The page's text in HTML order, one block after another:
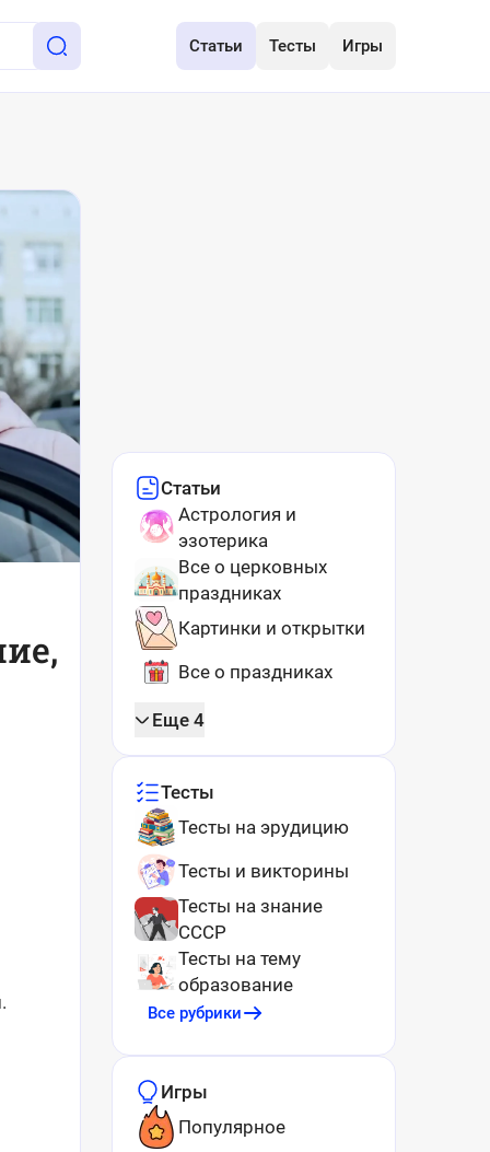
Статьи Тесты Игры
Статьи
Астрология и
эзотерика
Все о церковных
праздниках
Картинки и открытки
Все о праздниках
Еще 4
Тесты
Тесты на эрудицию
Тесты и викторины
Тесты на знание
СССР
Тесты на тему
образование
Все рубрики
Игры
Популярное